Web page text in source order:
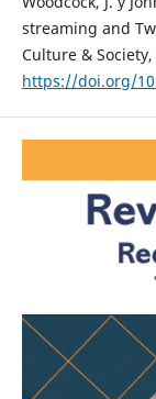
streaming and
Culture & Society,
https://doi.org/